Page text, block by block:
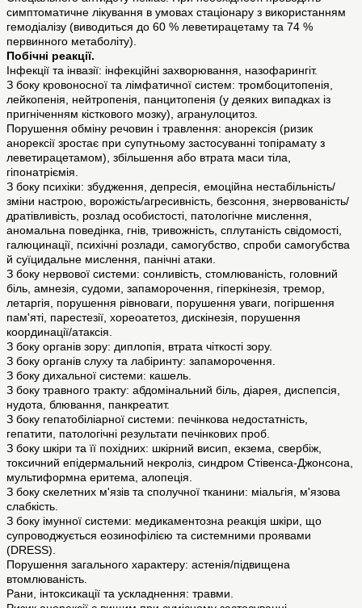
симптоматичне лікування в умовах стаціонару з використанням
гемодіалізу (виводиться до 60 % леветирацетаму та 74 %
первинного метаболіту).
Побічні реакції.
Інфекції та інвазії: інфекційні захворювання, назофарингіт.
З боку кровоносної та лімфатичної систем: тромбоцитопенія,
лейкопенія, нейтропенія, панцитопенія (у деяких випадках із
пригніченням кісткового мозку), агранулоцитоз.
Порушення обміну речовин і травлення: анорексія (ризик
анорексії зростає при супутньому застосуванні топірамату з
леветирацетамом), збільшення або втрата маси тіла,
гіпонатріємія.
З боку психіки: збудження, депресія, емоційна нестабільність/
зміни настрою, ворожість/агресивність, безсоння, знервованість/
дратівливість, розлад особистості, патологічне мислення,
аномальна поведінка, гнів, тривожність, сплутаність свідомості,
галюцинації, психічні розлади, самогубство, спроби самогубства
й суїцидальне мислення, панічні атаки.
З боку нервової системи: сонливість, стомлюваність, головний
біль, амнезія, судоми, запаморочення, гіперкінезія, тремор,
летаргія, порушення рівноваги, порушення уваги, погіршення
пам'яті, парестезії, хореоатетоз, дискінезія, порушення
координації/атаксія.
З боку органів зору: диплопія, втрата чіткості зору.
З боку органів слуху та лабіринту: запаморочення.
З боку дихальної системи: кашель.
З боку травного тракту: абдомінальний біль, діарея, диспепсія,
нудота, блювання, панкреатит.
З боку гепатобіліарної системи: печінкова недостатність,
гепатити, патологічні результати печінкових проб.
З боку шкіри та її похідних: шкірний висип, екзема, свербіж,
токсичний епідермальний некроліз, синдром Стівенса-Джонсона,
мультиформна еритема, алопеція.
З боку скелетних м'язів та сполучної тканини: міальгія, м'язова
слабкість.
З боку імунної системи: медикаментозна реакція шкіри, що
супроводжується еозинофілією та системними проявами
(DRESS).
Порушення загального характеру: астенія/підвищена
втомлюваність.
Рани, інтоксикації та ускладнення: травми.